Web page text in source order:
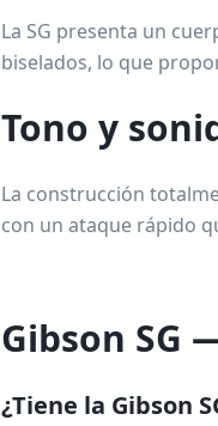
La SG presenta un
biselados, lo que
Tono y
La construcción
con un ataque rápido
Gibson SG
¿Tiene la Gibson